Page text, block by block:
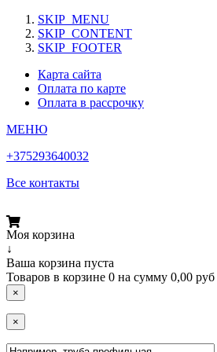
SKIP_MENU
SKIP_CONTENT
SKIP_FOOTER
Карта сайта
Оплата по карте
Оплата в рассрочку
МЕНЮ
+375293640032
Все контакты
Моя корзина
↓
Ваша корзина пуста
Товаров в корзине 0 на сумму 0,00 руб
×
×